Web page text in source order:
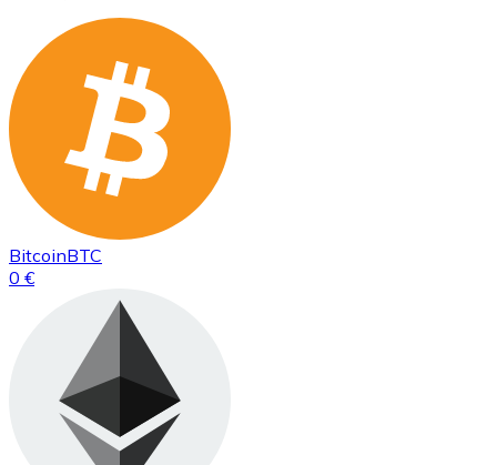
BitcoinBTC
0 €